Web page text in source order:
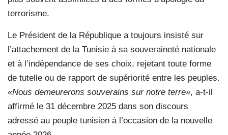
terrorisme.
Le Président de la République a toujours insisté sur
l’attachement de la Tunisie à sa souveraineté nationale
et à l’indépendance de ses choix, rejetant toute forme
de tutelle ou de rapport de supériorité entre les peuples.
«Nous demeurerons souverains sur notre terre», a-t-il
affirmé le 31 décembre 2025 dans son discours
adressé au peuple tunisien à l’occasion de la nouvelle